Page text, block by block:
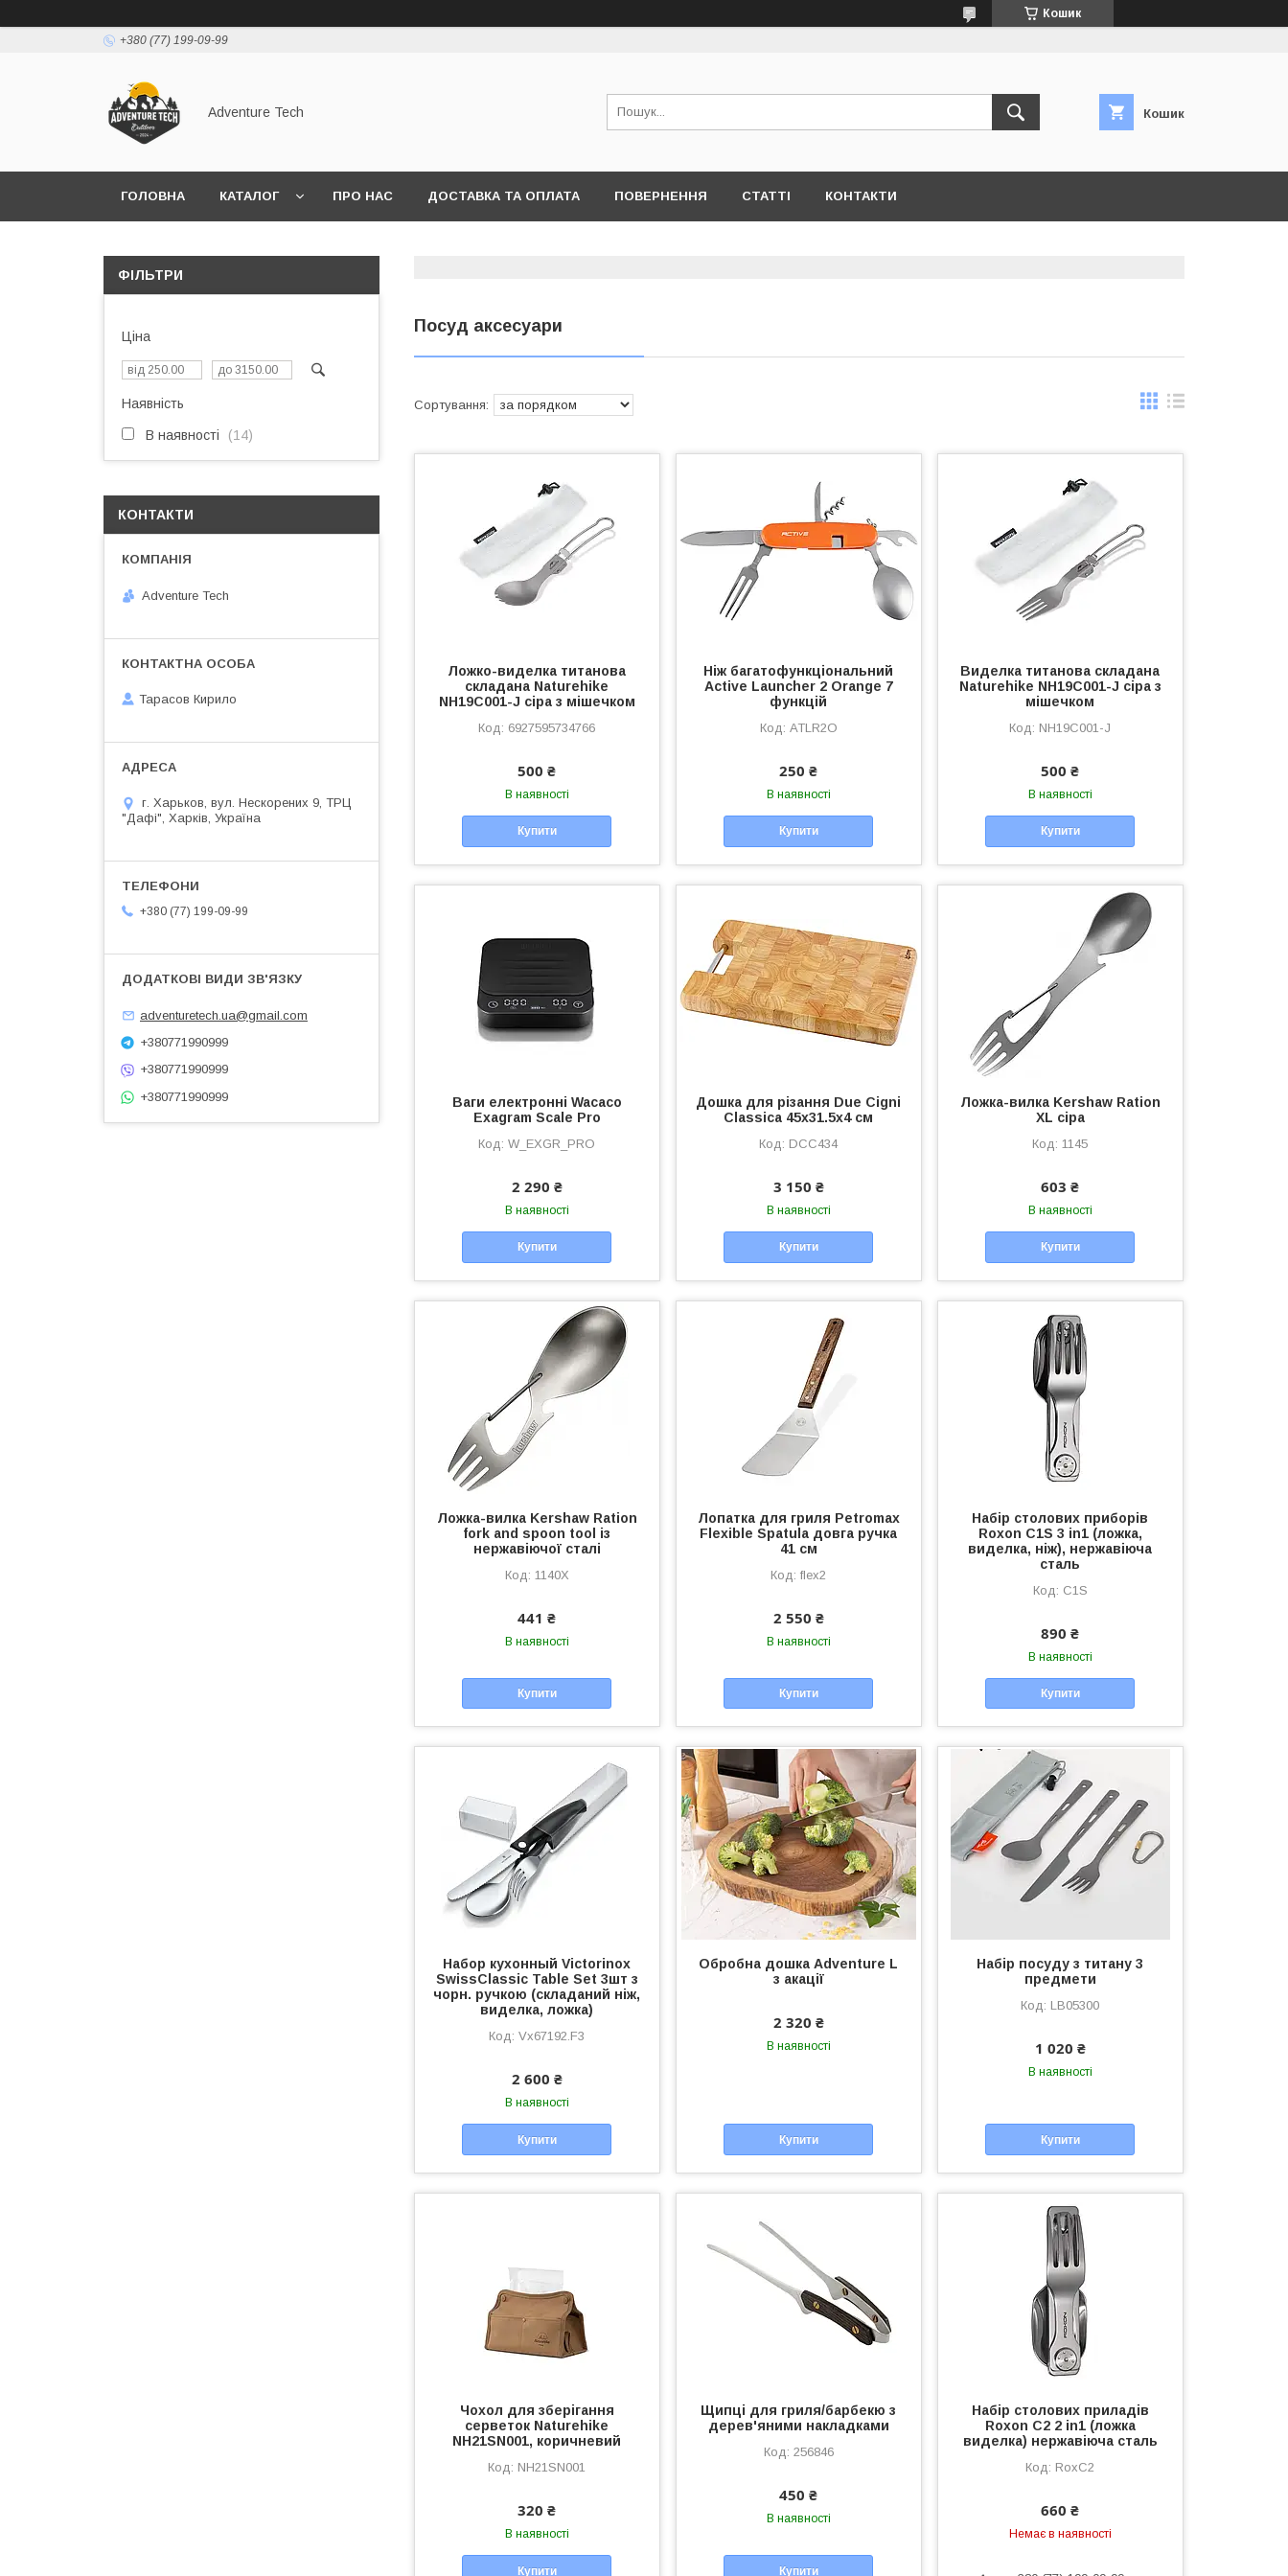
Кошик
+380 (77) 199-09-99
Adventure Tech Кошик
ГОЛОВНА КАТАЛОГ ПРО НАС ДОСТАВКА ТА ОПЛАТА ПОВЕРНЕННЯ СТАТТІ КОНТАКТИ
Посуд аксесуари
Ложко-виделка титанова
складана Naturehike
NH19C001-J сіра з мішечком
6927595734766
500 ₴
В наявності
Купити
Ніж багатофункціональний
Active Launcher 2 Orange 7
функцій
ATLR2O
250 ₴
В наявності
Купити
Виделка титанова складана
Naturehike NH19C001-J сіра з
мішечком
NH19C001-J
500 ₴
В наявності
Купити
Ваги електронні Wacaco
Exagram Scale Pro
W_EXGR_PRO
2 290 ₴
В наявності
Купити
Дошка для різання Due Cigni
Classica 45x31.5x4 см
DCC434
3 150 ₴
В наявності
Купити
Ложка-вилка Kershaw Ration
XL сіра
1145
603 ₴
В наявності
Купити
Ложка-вилка Kershaw Ration
fork and spoon tool із
нержавіючої сталі
1140Х
441 ₴
В наявності
Купити
Лопатка для гриля Petromax
Flexible Spatula довга ручка
41 см
flex2
2 550 ₴
В наявності
Купити
Набір столових приборів
Roxon C1S 3 in1 (ложка,
виделка, ніж), нержавіюча
сталь
C1S
890 ₴
В наявності
Купити
Набор кухонный Victorinox
SwissClassic Table Set 3шт з
чорн. ручкою (складаний ніж,
виделка, ложка)
Vx67192.F3
2 600 ₴
В наявності
Купити
Обробна дошка Adventure L
з акації
2 320 ₴
В наявності
Купити
Набір посуду з титану 3
предмети
LB05300
1 020 ₴
В наявності
Купити
Чохол для зберігання
серветок Naturehike
NH21SN001, коричневий
NH21SN001
320 ₴
В наявності
Купити
Щипці для гриля/барбекю з
дерев'яними накладками
256846
450 ₴
В наявності
Купити
Набір столових приладів
Roxon C2 2 in1 (ложка
виделка) нержавіюча сталь
RoxC2
660 ₴
Немає в наявності
ФІЛЬТРИ
Ціна
Наявність
В наявності 14
КОНТАКТИ
Adventure Tech
Тарасов Кирило
г. Харьков, вул. Нескорених 9, ТРЦ
"Дафі", Харків, Україна
+380 (77) 199-09-99
adventuretech.ua@gmail.com
+380771990999
+380771990999
+380771990999